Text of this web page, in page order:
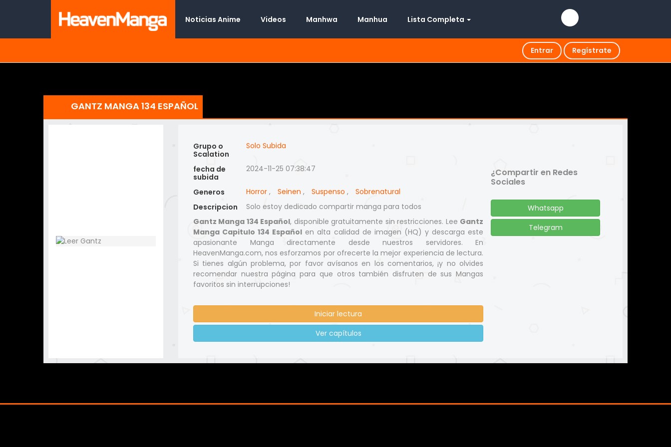
Noticias Anime Videos Manhwa Manhua Lista Completa
Entrar Regístrate
GANTZ MANGA 134 ESPAÑOL
Grupo o
Scalation
Solo Subida
fecha de
subida
2024-11-25 07:38:47
Generos Horror , Seinen , Suspenso ,
Sobrenatural
Descripcion
Solo estoy dedicado compartir manga para todos
Gantz Manga 134 Español, disponible gratuitamente sin restricciones. Lee Gantz
Manga Capitulo 134 Español en alta calidad de imagen (HQ) y descarga este
apasionante Manga directamente desde nuestros servidores. En
HeavenManga.com, nos esforzamos por ofrecerte la mejor experiencia de lectura.
Si tienes algún problema, por favor avísanos en los comentarios, ¡y no olvides
recomendar nuestra página para que otros también disfruten de sus Mangas
favoritos sin interrupciones!
Iniciar lectura
Ver capítulos
¿Compartir en Redes
Sociales
Whatsapp
Telegram